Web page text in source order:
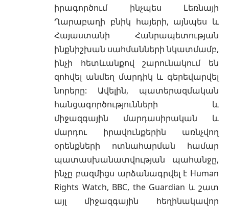
իրագործում ինչպես Լեռնայի
Ղարաբաղի բնիկ հայերի, այնպես և
Հայաստանի Հանրապետության
ինքնիշխան սահմանների նկատմամբ,
ինչի հետևանքով շարունակում են
զոհվել անմեղ մարդիկ և գերեվարվել
նորերը: Ավելին, պատերազմական
հանցագործությունների և
միջազգային մարդասիրական և
մարդու իրավունքերին առնչվող
օրենքների ոտնահարման համար
պատասխանատվության պահանջը,
ինչը բազմիցս արձանագրվել է Human
Rights Watch, BBC, the Guardian և շատ
այլ միջազգային հեղինակավոր